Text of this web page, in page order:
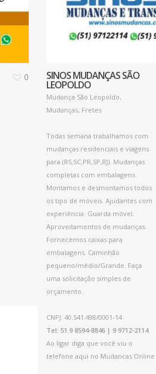
0 SINOS MUDANÇAS SÃO
LEOPOLDO
Mudança São Leopoldo,
Mudanças, Fretes
Todas semana trabalhamos com
mudanças residenciais e viagens
para (RS,SC,PR,SP,RJ). Mudanças
completas com embalagens.
Montamos e desmontamos todos
os tipo de móveis. Ajudantes com
experiência. Guarda móvel.
Aproveitamentos de mudanças.
Fornecemos caixas para
embalagens. Caminhão
pequeno/médio/Grande. Faça
uma solicitação simples de
orçamento.
CNPJ: 40.541.498/0001-14
Tel: 51.9 8594-8846 | 9 9712-2114
Ao ligar diga que você viu o
telefone aqui no Mudancas Online